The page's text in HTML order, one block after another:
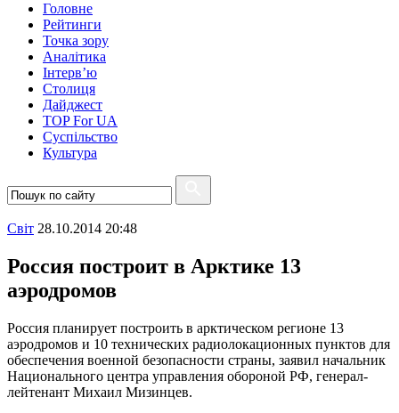
Головне
Рейтинги
Точка зору
Аналітика
Інтерв’ю
Столиця
Дайджест
TOP For UA
Суспiльство
Культура
Свiт 28.10.2014 20:48
Россия построит в Арктике 13
аэродромов
Россия планирует построить в арктическом регионе 13
аэродромов и 10 технических радиолокационных пунктов для
обеспечения военной безопасности страны, заявил начальник
Национального центра управления обороной РФ, генерал-
лейтенант Михаил Мизинцев.